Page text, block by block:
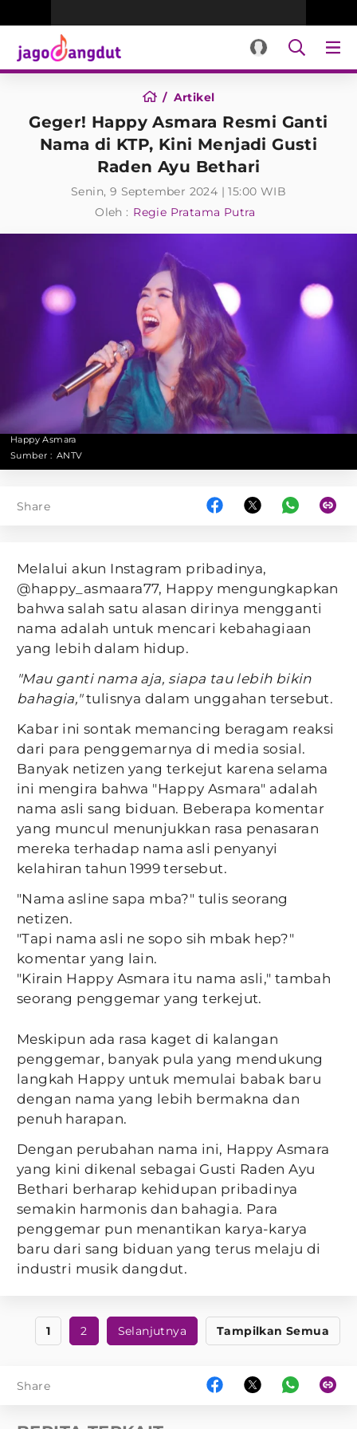
Artikel
Geger! Happy Asmara Resmi Ganti
Nama di KTP, Kini Menjadi Gusti
Raden Ayu Bethari
Senin, 9 September 2024 | 15:00 WIB
Oleh : Regie Pratama Putra
Happy Asmara
Sumber : ANTV
Share
Melalui akun Instagram pribadinya,
@happy_asmaara77, Happy mengungkapkan
bahwa salah satu alasan dirinya mengganti
nama adalah untuk mencari kebahagiaan
yang lebih dalam hidup.
"Mau ganti nama aja, siapa tau lebih bikin
bahagia,"tulisnya dalam unggahan tersebut.
Kabar ini sontak memancing beragam reaksi
dari para penggemarnya di media sosial.
Banyak netizen yang terkejut karena selama
ini mengira bahwa "Happy Asmara" adalah
nama asli sang biduan. Beberapa komentar
yang muncul menunjukkan rasa penasaran
mereka terhadap nama asli penyanyi
kelahiran tahun 1999 tersebut.
"Nama asline sapa mba?" tulis seorang
netizen.
"Tapi nama asli ne sopo sih mbak hep?"
komentar yang lain.
"Kirain Happy Asmara itu nama asli," tambah
seorang penggemar yang terkejut.
Meskipun ada rasa kaget di kalangan
penggemar, banyak pula yang mendukung
langkah Happy untuk memulai babak baru
dengan nama yang lebih bermakna dan
penuh harapan.
Dengan perubahan nama ini, Happy Asmara
yang kini dikenal sebagai Gusti Raden Ayu
Bethari berharap kehidupan pribadinya
semakin harmonis dan bahagia. Para
penggemar pun menantikan karya-karya
baru dari sang biduan yang terus melaju di
industri musik dangdut.
1 2 Selanjutnya Tampilkan Semua
Share